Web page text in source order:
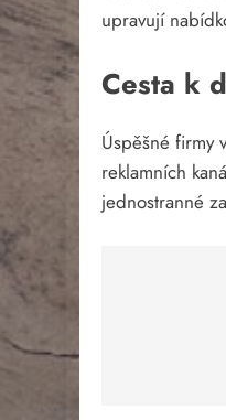
upravují
Cesta k
Úspěšné firmy
reklamních
jednostranné